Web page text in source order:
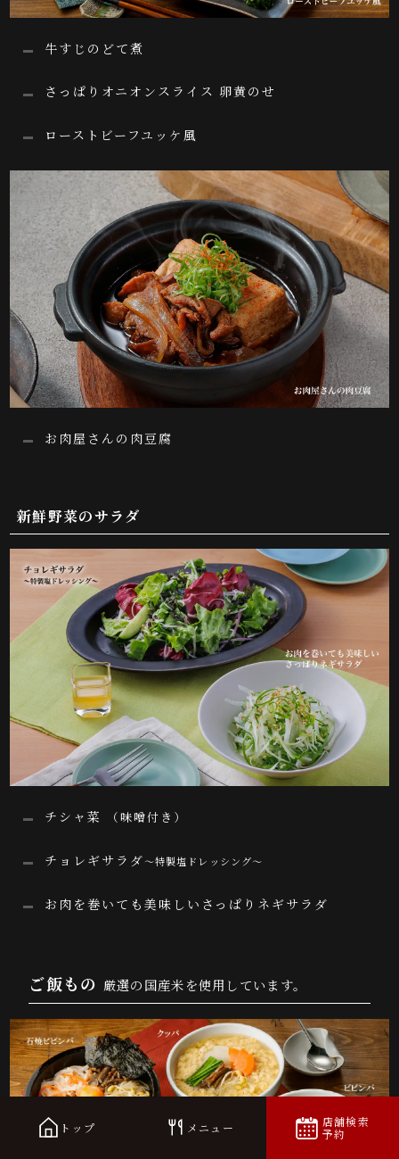
牛すじのどて煮
さっぱりオニオンスライス 卵黄のせ
ローストビーフユッケ風
お肉屋さんの肉豆腐
新鮮野菜のサラダ
チシャ菜 （味噌付き）
チョレギサラダ～特製塩ドレッシング～
お肉を巻いても美味しいさっぱりネギサラダ
ご飯もの 厳選の国産米を使用しています。
トップ メニュー
店舗検索
予約